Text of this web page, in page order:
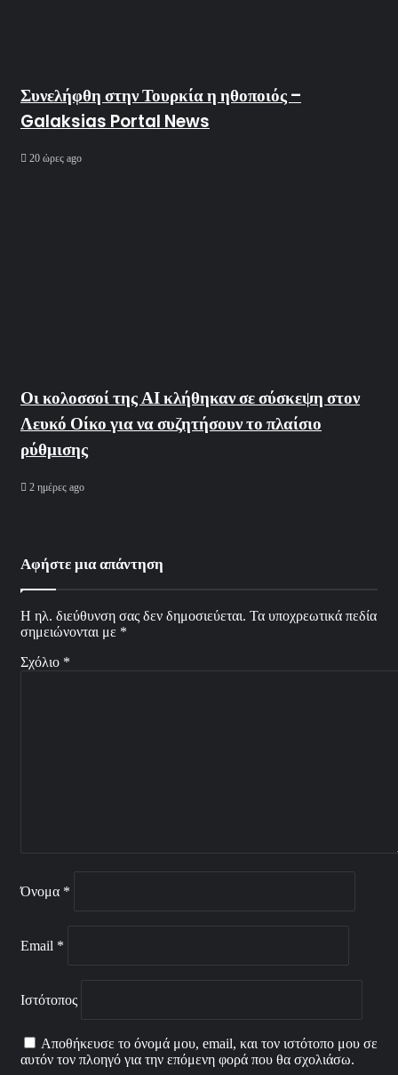
Συνελήφθη στην Τουρκία η ηθοποιός –
Galaksias Portal News
20 ώρες ago
Οι κολοσσοί της ΑΙ κλήθηκαν σε σύσκεψη στον
Λευκό Οίκο για να συζητήσουν το πλαίσιο
ρύθμισης
2 ημέρες ago
Αφήστε μια απάντηση
Η ηλ. διεύθυνση σας δεν δημοσιεύεται. Τα υποχρεωτικά πεδία
σημειώνονται με *
Σχόλιο *
Όνομα *
Email *
Ιστότοπος
Αποθήκευσε το όνομά μου, email, και τον ιστότοπο μου σε
αυτόν τον πλοηγό για την επόμενη φορά που θα σχολιάσω.